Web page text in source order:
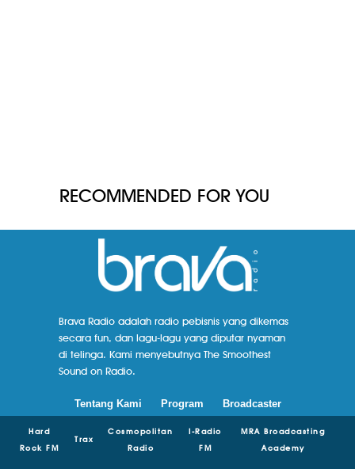
RECOMMENDED FOR YOU
Brava Radio adalah radio pebisnis yang dikemas
secara fun, dan lagu-lagu yang diputar nyaman
di telinga. Kami menyebutnya The Smoothest
Sound on Radio.
Tentang Kami Program Broadcaster
Hard
Rock FM
Trax
Cosmopolitan
Radio
I-Radio
FM
MRA Broadcasting
Academy